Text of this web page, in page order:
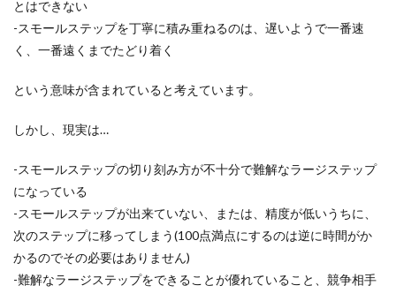
とはできない
-スモールステップを丁寧に積み重ねるのは、遅いようで一番速
く、一番遠くまでたどり着く
という意味が含まれていると考えています。
しかし、現実は…
-スモールステップの切り刻み方が不十分で難解なラージステップ
になっている
-スモールステップが出来ていない、または、精度が低いうちに、
次のステップに移ってしまう(100点満点にするのは逆に時間がか
かるのでその必要はありません)
-難解なラージステップをできることが優れていること、競争相手